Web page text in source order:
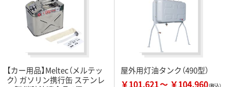
【カー用品】Meltec（メルテッ
ク） ガソリン携行缶 ステンレ
屋外用灯油タンク（490型）
￥101,621 ￥104,960